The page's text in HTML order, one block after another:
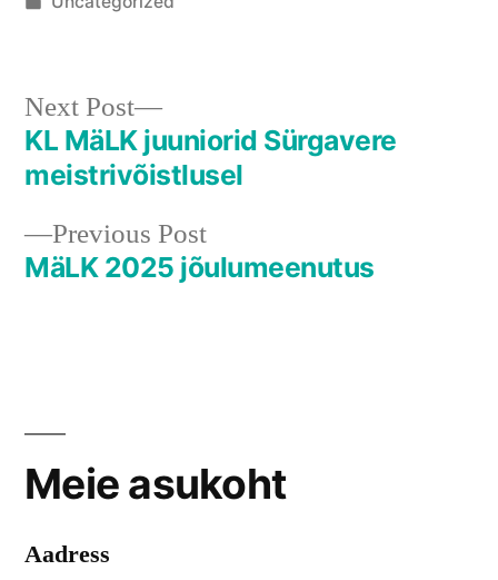
Navigeerimine
Previous PostPrevious
post:
MäLK 2025 jõulumeenutus
Next Post
Next
post:
KL MäLK juuniorid Sürgavere
meistrivõistlusel
Meie asukoht
Aadress